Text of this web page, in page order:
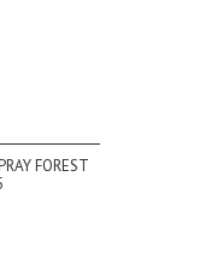
FOREST